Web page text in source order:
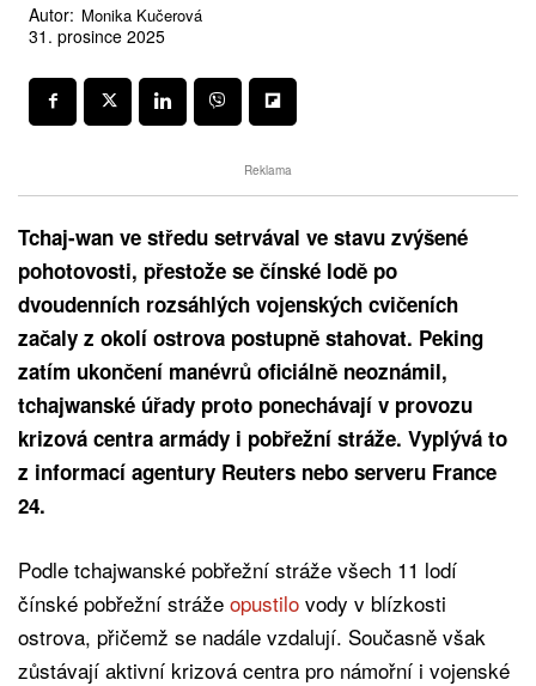
Autor: Monika Kučerová
31. prosince 2025
Reklama
Tchaj-wan ve středu setrvával ve stavu zvýšené
pohotovosti, přestože se čínské lodě po
dvoudenních rozsáhlých vojenských cvičeních
začaly z okolí ostrova postupně stahovat. Peking
zatím ukončení manévrů oficiálně neoznámil,
tchajwanské úřady proto ponechávají v provozu
krizová centra armády i pobřežní stráže. Vyplývá to
z informací agentury Reuters nebo serveru France
24.
Podle tchajwanské pobřežní stráže všech 11 lodí
čínské pobřežní stráže opustilo vody v blízkosti
ostrova, přičemž se nadále vzdalují. Současně však
zůstávají aktivní krizová centra pro námořní i vojenské